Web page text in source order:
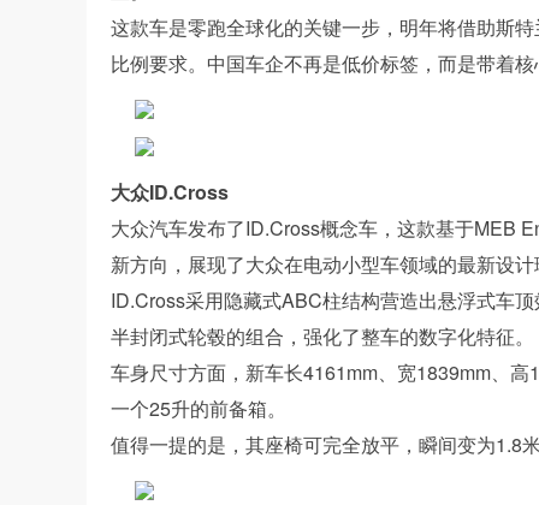
这款车是零跑全球化的关键一步，明年将借助斯
比例要求。中国车企不再是低价标签，而是带着
大众ID.Cross
大众汽车发布了ID.Cross概念车，这款基于MEB
新方向，展现了大众在电动小型车领域的最新设
ID.Cross采用隐藏式ABC柱结构营造出悬浮式车
半封闭式轮毂的组合，强化了整车的数字化特征。
车身尺寸方面，新车长4161mm、宽1839mm、
一个25升的前备箱。
值得一提的是，其座椅可完全放平，瞬间变为1.8